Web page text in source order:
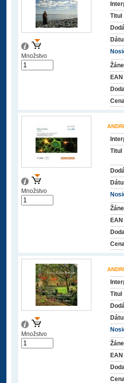
Titul
EAN
Množstvo
Titul
EAN
Množstvo
Titul
EAN
Množstvo